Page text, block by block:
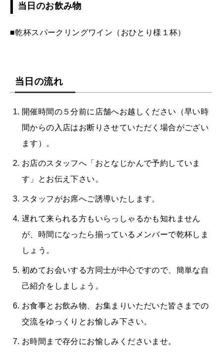
当日のお飲み物
■乾杯スパークリングワイン（おひとり様１杯）
当日の流れ
開催時間の５分前に店舗へお越しください（早い時
間からの入店はお断りさせていただく場合がござい
ます）。
お店のスタッフへ「おとなじかんで予約していま
す」とお伝え下さい。
スタッフがお席へご誘導いたします。
遅れて来られる方もいらっしゃるかも知れません
が、時間になったら揃っているメンバーで乾杯しま
しょう。
初めてお会いする方同士が中心ですので、簡単な自
己紹介をしましょう。
お食事とお飲み物、お集まりいただいた皆さまでの
交流をゆっくりとお愉しみ下さい。
お時間まで存分にお愉しみくださいませ。